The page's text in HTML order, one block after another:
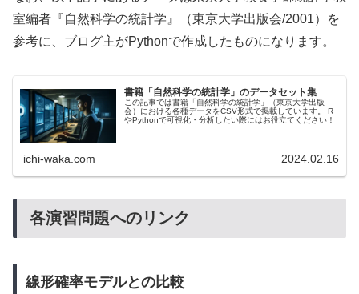
室編者『自然科学の統計学』（東京大学出版会/2001）を
参考に、ブログ主がPythonで作成したものになります。
書籍「自然科学の統計学」のデータセット集
この記事では書籍「自然科学の統計学」（東京大学出版
会）における各種データをCSV形式で掲載しています。 R
やPythonで可視化・分析したい際にはお役立てください！
ichi-waka.com 2024.02.16
各演習問題へのリンク
線形確率モデルとの比較